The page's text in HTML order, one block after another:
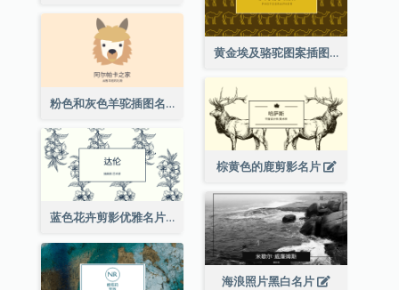
黄金埃及骆驼图案插图名片
粉色和灰色羊驼插图名片
棕黄色的鹿剪影名片
蓝色花卉剪影优雅名片
海浪照片黑白名片